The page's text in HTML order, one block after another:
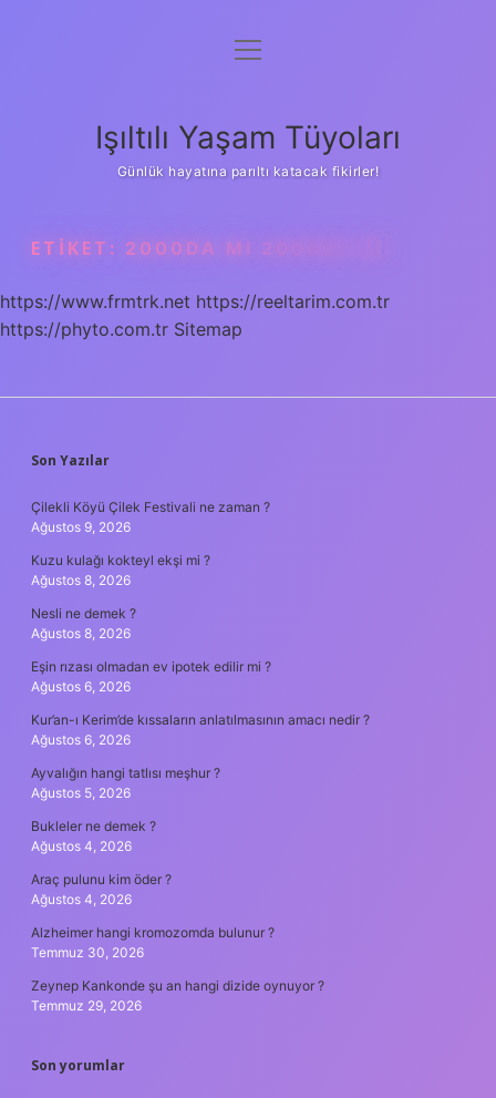
Anasayfa
Yasal Uyarı
menüyü
Işıltılı Yaşam Tüyoları
Günlük hayatına parıltı katacak fikirler!
ETIKET: 2000DA MI 2000DE MI
https://www.frmtrk.net https://reeltarim.com.tr
https://phyto.com.tr Sitemap
SIDEBAR
Son Yazılar
Çilekli Köyü Çilek Festivali ne zaman ?
Ağustos 9, 2026
Kuzu kulağı kokteyl ekşi mi ?
Ağustos 8, 2026
Nesli ne demek ?
Ağustos 8, 2026
Eşin rızası olmadan ev ipotek edilir mi ?
Ağustos 6, 2026
Kur’an-ı Kerim’de kıssaların anlatılmasının amacı nedir ?
Ağustos 6, 2026
Ayvalığın hangi tatlısı meşhur ?
Ağustos 5, 2026
Bukleler ne demek ?
Ağustos 4, 2026
Araç pulunu kim öder ?
Ağustos 4, 2026
Alzheimer hangi kromozomda bulunur ?
Temmuz 30, 2026
Zeynep Kankonde şu an hangi dizide oynuyor ?
Temmuz 29, 2026
Son yorumlar